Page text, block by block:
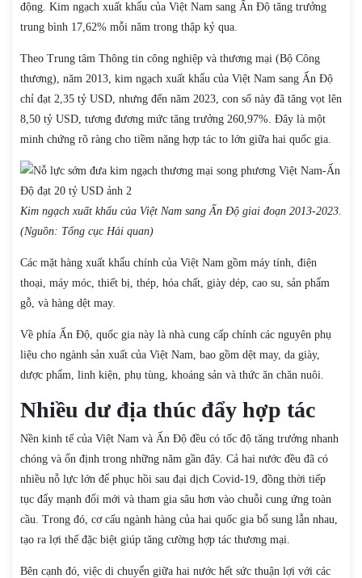
động. Kim ngạch xuất khẩu của Việt Nam sang Ấn Độ tăng trưởng
trung bình 17,62% mỗi năm trong thập kỷ qua.
Theo Trung tâm Thông tin công nghiệp và thương mại (Bộ Công
thương), năm 2013, kim ngạch xuất khẩu của Việt Nam sang Ấn Độ
chỉ đạt 2,35 tỷ USD, nhưng đến năm 2023, con số này đã tăng vọt lên
8,50 tỷ USD, tương đương mức tăng trưởng 260,97%. Đây là một
minh chứng rõ ràng cho tiềm năng hợp tác to lớn giữa hai quốc gia.
Kim ngạch xuất khẩu của Việt Nam sang Ấn Độ giai đoạn 2013-2023.
(Nguồn: Tổng cục Hải quan)
Các mặt hàng xuất khẩu chính của Việt Nam gồm máy tính, điện
thoại, máy móc, thiết bị, thép, hóa chất, giày dép, cao su, sản phẩm
gỗ, và hàng dệt may.
Về phía Ấn Độ, quốc gia này là nhà cung cấp chính các nguyên phụ
liệu cho ngành sản xuất của Việt Nam, bao gồm dệt may, da giày,
dược phẩm, linh kiện, phụ tùng, khoáng sản và thức ăn chăn nuôi.
Nhiều dư địa thúc đẩy hợp tác
Nền kinh tế của Việt Nam và Ấn Độ đều có tốc độ tăng trưởng nhanh
chóng và ổn định trong những năm gần đây. Cả hai nước đều đã có
nhiều nỗ lực lớn để phục hồi sau đại dịch Covid-19, đồng thời tiếp
tục đẩy mạnh đổi mới và tham gia sâu hơn vào chuỗi cung ứng toàn
cầu. Trong đó, cơ cấu ngành hàng của hai quốc gia bổ sung lẫn nhau,
tạo ra lợi thế đặc biệt giúp tăng cường hợp tác thương mại.
Bên cạnh đó, việc di chuyển giữa hai nước hết sức thuận lợi với các